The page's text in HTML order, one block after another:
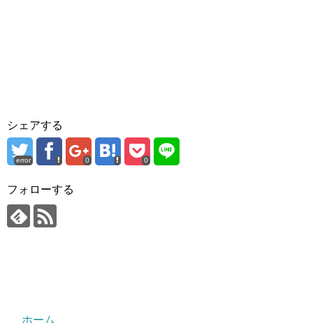
シェアする
error 0 0
フォローする
ホーム